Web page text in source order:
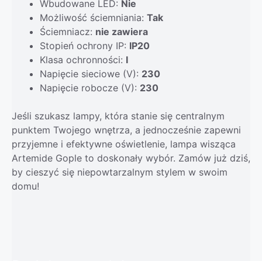
Wbudowane LED: Nie
Możliwość ściemniania: Tak
Ściemniacz: nie zawiera
Stopień ochrony IP: IP20
Klasa ochronności: I
Napięcie sieciowe (V): 230
Napięcie robocze (V): 230
Jeśli szukasz lampy, która stanie się centralnym
punktem Twojego wnętrza, a jednocześnie zapewni
przyjemne i efektywne oświetlenie, lampa wisząca
Artemide Gople to doskonały wybór. Zamów już dziś,
by cieszyć się niepowtarzalnym stylem w swoim
domu!